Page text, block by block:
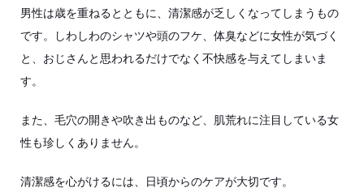
男性は歳を重ねるとともに、清潔感が乏しくなってしまうもの
です。しわしわのシャツや頭のフケ、体臭などに女性が気づく
と、おじさんと思われるだけでなく不快感を与えてしまいま
す。
また、毛穴の開きや吹き出ものなど、肌荒れに注目している女
性も珍しくありません。
清潔感を心がけるには、日頃からのケアが大切です。